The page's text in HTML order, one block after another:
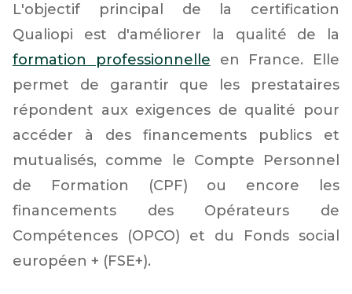
L'objectif principal de la certification
Qualiopi est d'améliorer la qualité de la
formation professionnelle en France. Elle
permet de garantir que les prestataires
répondent aux exigences de qualité pour
accéder à des financements publics et
mutualisés, comme le Compte Personnel
de Formation (CPF) ou encore les
financements des Opérateurs de
Compétences (OPCO) et du Fonds social
européen + (FSE+).